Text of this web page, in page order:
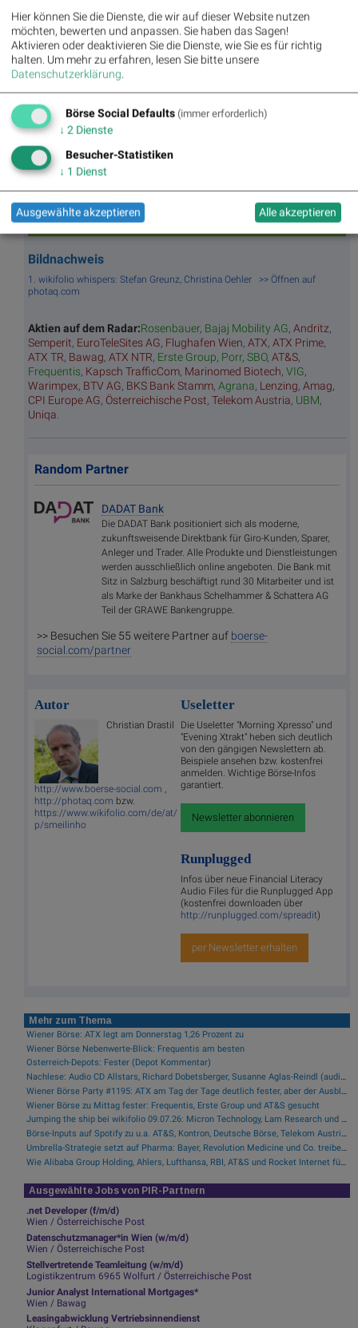
BSNgine
Top/
Star/
Rutsc
Stunde
Matri
x
Movi
ng
Averages
ssieg
Tage
tz
rade
rting
Days
Bildnachweis
1. wikifolio whispers: Stefan Greunz, Christina Oehler >> Öffnen auf
photaq.com
Aktien auf dem Radar:Rosenbauer, Bajaj Mobility AG, Andritz,
Semperit, EuroTeleSites AG, Flughafen Wien, ATX, ATX Prime,
ATX TR, Bawag, ATX NTR, Erste Group, Porr, SBO, AT&S,
Frequentis, Kapsch TrafficCom, Marinomed Biotech, VIG,
Warimpex, BTV AG, BKS Bank Stamm, Agrana, Lenzing, Amag,
CPI Europe AG, Österreichische Post, Telekom Austria, UBM,
Uniqa.
Random Partner
DADAT Bank
Die DADAT Bank positioniert sich als moderne,
zukunftsweisende Direktbank für Giro-Kunden, Sparer,
Anleger und Trader. Alle Produkte und Dienstleistungen
werden ausschließlich online angeboten. Die Bank mit
Sitz in Salzburg beschäftigt rund 30 Mitarbeiter und ist
als Marke der Bankhaus Schelhammer & Schattera AG
Teil der GRAWE Bankengruppe.
>> Besuchen Sie 55 weitere Partner auf boerse-
social.com/partner
Autor
Christian Drastil
http://www.boerse-social.com ,
http://photaq.com bzw.
https://www.wikifolio.com/de/at/
p/smeilinho
Useletter
Die Useletter "Morning Xpresso" und
"Evening Xtrakt" heben sich deutlich
von den gängigen Newslettern ab.
Beispiele ansehen bzw. kostenfrei
anmelden. Wichtige Börse-Infos
garantiert.
Newsletter abonnieren
Runplugged
Infos über neue Financial Literacy
Audio Files für die Runplugged App
(kostenfrei downloaden über
http://runplugged.com/spreadit)
per Newsletter erhalten
Mehr zum Thema
Wiener Börse: ATX legt am Donnerstag 1,26 Prozent zu
Wiener Börse Nebenwerte-Blick: Frequentis am besten
Österreich-Depots: Fester (Depot Kommentar)
Nachlese: Audio CD Allstars, Richard Dobetsberger, Susanne Aglas-Reindl (audio cd.at)
Wiener Börse Party #1195: ATX am Tag der Tage deutlich fester, aber der Ausblick .... warum gerade heute Do&Co besonders gelobt gehört
Wiener Börse zu Mittag fester: Frequentis, Erste Group und AT&S gesucht
Jumping the ship bei wikifolio 09.07.26: Micron Technology, Lam Research und Comfort Systems USA
Börse-Inputs auf Spotify zu u.a. AT&S, Kontron, Deutsche Börse, Telekom Austria, Inside Umbrella, Allianz
Umbrella-Strategie setzt auf Pharma: Bayer, Revolution Medicine und Co. treiben derzeit Portfolio an (Podcast)
Wie Alibaba Group Holding, Ahlers, Lufthansa, RBI, AT&S und Rocket Internet für Gesprächsstoff sorgten
Ausgewählte Jobs von PIR-Partnern
.net Developer (f/m/d)
Wien / Österreichische Post
Datenschutzmanager*in Wien (w/m/d)
Wien / Österreichische Post
Stellvertretende Teamleitung (w/m/d)
Logistikzentrum 6965 Wolfurt / Österreichische Post
Junior Analyst International Mortgages*
Wien / Bawag
Leasingabwicklung Vertriebsinnendienst
Hier können Sie die Dienste, die wir auf dieser Website nutzen
möchten, bewerten und anpassen. Sie haben das Sagen!
Aktivieren oder deaktivieren Sie die Dienste, wie Sie es für richtig
halten. Um mehr zu erfahren, lesen Sie bitte unsere
Datenschutzerklärung.
Börse Social Defaults (immer erforderlich)
↓ 2 Dienste
Besucher-Statistiken
↓ 1 Dienst
Ausgewählte akzeptieren Alle akzeptieren